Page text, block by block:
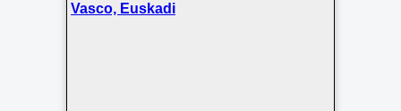
Vasco, Euskadi